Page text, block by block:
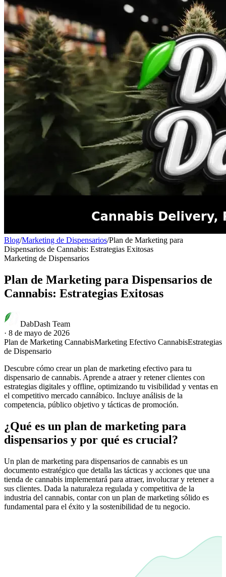
Blog/Marketing de Dispensarios/Plan de Marketing para
Dispensarios de Cannabis: Estrategias Exitosas
Marketing de Dispensarios
Plan de Marketing para Dispensarios de
Cannabis: Estrategias Exitosas
DabDash Team
· 8 de mayo de 2026
Plan de Marketing CannabisMarketing Efectivo CannabisEstrategias
de Dispensario
Descubre cómo crear un plan de marketing efectivo para tu
dispensario de cannabis. Aprende a atraer y retener clientes con
estrategias digitales y offline, optimizando tu visibilidad y ventas en
el competitivo mercado cannábico. Incluye análisis de la
competencia, público objetivo y tácticas de promoción.
¿Qué es un plan de marketing para
dispensarios y por qué es crucial?
Un plan de marketing para dispensarios de cannabis es un
documento estratégico que detalla las tácticas y acciones que una
tienda de cannabis implementará para atraer, involucrar y retener a
sus clientes. Dada la naturaleza regulada y competitiva de la
industria del cannabis, contar con un plan de marketing sólido es
fundamental para el éxito y la sostenibilidad de tu negocio.